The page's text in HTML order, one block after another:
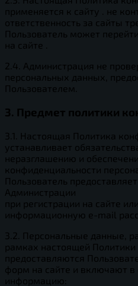
применяется к сайту . не
ответственность за сайты
Пользователь может
на сайте .
2.4. Администрация не
персональных данных,
Пользователем.
3. Предмет политики
3.1. Настоящая Политика
устанавливает
неразглашению и
конфиденциальности
Пользователь
Администрации
при регистрации на сайте
информационную e-mail
3.2. Персональные данные,
рамках настоящей Политики
предоставляются
форм на сайте и включают
информацию: